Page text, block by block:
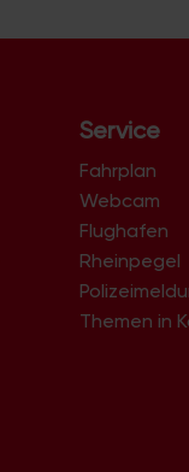
Service
Fahrplan
Webcam
Flughafen
Rheinpegel
Themen in